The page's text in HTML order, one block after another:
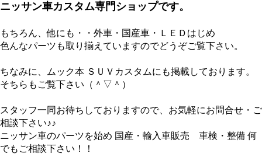
ニッサン車カスタム専門ショップです。
もちろん、他にも・・外車・国産車・ＬＥＤはじめ
色んなパーツも取り揃えていますのでどうぞご覧下さい。
ちなみに、ムック本 ＳＵＶカスタムにも掲載しております。
そちらもご覧下さい（＾▽＾）
スタッフ一同お待ちしておりますので、お気軽にお問合せ・ご
相談下さい♪♪
ニッサン車のパーツを始め 国産・輸入車販売 車検・整備 何
でもご相談下さい！！